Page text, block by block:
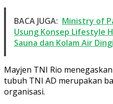
BACA JUGA: Ministry of
Usung Konsep Lifestyle
Sauna dan Kolam Air
Mayjen TNI Rio
tubuh TNI AD merupakan
organisasi.